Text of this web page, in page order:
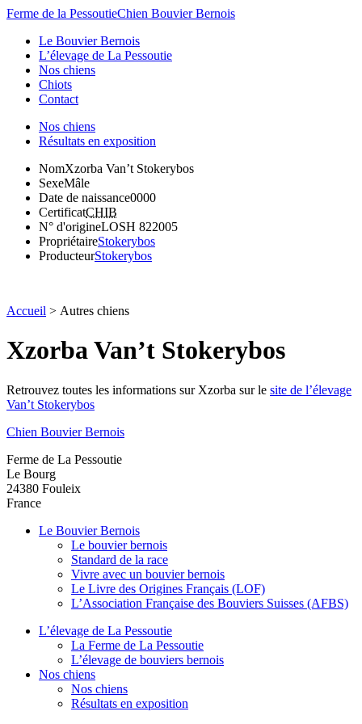
Ferme de la PessoutieChien Bouvier Bernois
Le Bouvier Bernois
L’élevage de La Pessoutie
Nos chiens
Chiots
Contact
Nos chiens
Résultats en exposition
NomXzorba Van’t Stokerybos
SexeMâle
Date de naissance0000
CertificatCHIB
N° d'origineLOSH 822005
PropriétaireStokerybos
ProducteurStokerybos
Accueil > Autres chiens
Xzorba Van’t Stokerybos
Retrouvez toutes les informations sur Xzorba sur le site de l’élevage
Van’t Stokerybos
Chien Bouvier Bernois
Ferme de La Pessoutie
Le Bourg
24380 Fouleix
France
Le Bouvier Bernois
Le bouvier bernois
Standard de la race
Vivre avec un bouvier bernois
Le Livre des Origines Français (LOF)
L’Association Française des Bouviers Suisses (AFBS)
L’élevage de La Pessoutie
La Ferme de La Pessoutie
L’élevage de bouviers bernois
Nos chiens
Nos chiens
Résultats en exposition